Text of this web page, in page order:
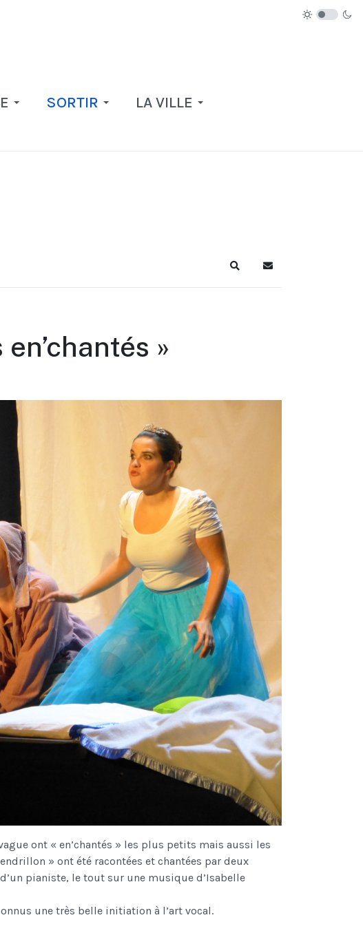
SORTIR LA VILLE
RechercheS'abonner au blog
»
ont « en’chantés » les plus petits mais aussi les
» ont été racontées et chantées par deux
pianiste, le tout sur une musique d’Isabelle
une très belle initiation à l’art vocal.